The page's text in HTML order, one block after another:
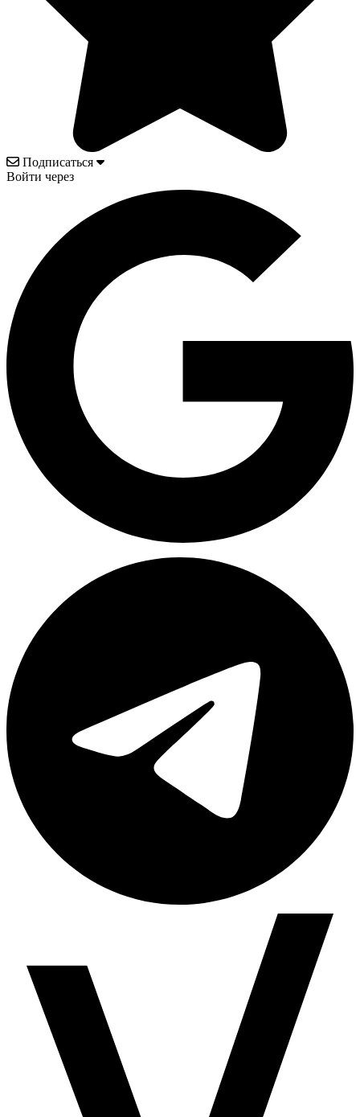
Подписаться
Войти через